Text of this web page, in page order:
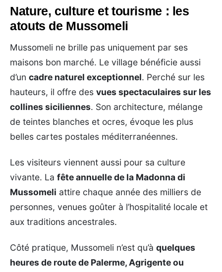
Nature, culture et tourisme : les
atouts de Mussomeli
Mussomeli ne brille pas uniquement par ses
maisons bon marché. Le village bénéficie aussi
d’un cadre naturel exceptionnel. Perché sur les
hauteurs, il offre des vues spectaculaires sur les
collines siciliennes. Son architecture, mélange
de teintes blanches et ocres, évoque les plus
belles cartes postales méditerranéennes.
Les visiteurs viennent aussi pour sa culture
vivante. La fête annuelle de la Madonna di
Mussomeli attire chaque année des milliers de
personnes, venues goûter à l’hospitalité locale et
aux traditions ancestrales.
Côté pratique, Mussomeli n’est qu’à quelques
heures de route de Palerme, Agrigente ou